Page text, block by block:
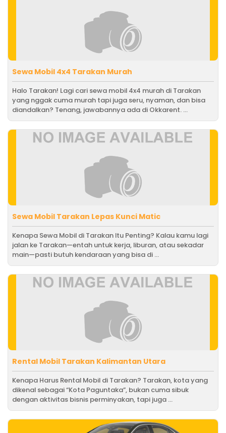
Sewa Mobil 4x4 Tarakan Murah
Halo Tarakan! Lagi cari sewa mobil 4x4 murah di Tarakan
yang nggak cuma murah tapi juga seru, nyaman, dan bisa
diandalkan? Tenang, jawabannya ada di Okkarent. ...
Sewa Mobil Tarakan Lepas Kunci Matic
Kenapa Sewa Mobil di Tarakan Itu Penting? Kalau kamu lagi
jalan ke Tarakan—entah untuk kerja, liburan, atau sekadar
main—pasti butuh kendaraan yang bisa di ...
Rental Mobil Tarakan Kalimantan Utara
Kenapa Harus Rental Mobil di Tarakan? Tarakan, kota yang
dikenal sebagai “Kota Paguntaka”, bukan cuma sibuk
dengan aktivitas bisnis perminyakan, tapi juga ...